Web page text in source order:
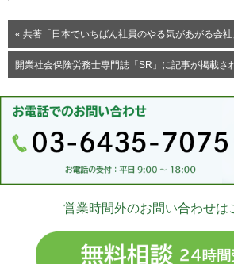
« 共著「日本でいちばん社員のやる気があがる会
開業社会保険労務士専門誌「SR」に記事が掲載さ
営業時間外のお問い合わせは